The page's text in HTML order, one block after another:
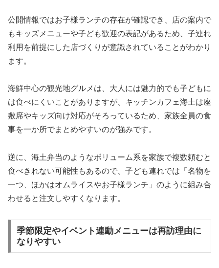
公開情報ではお子様ランチの存在が確認でき、店の案内で
もキッズメニューや子ども歓迎の表記があるため、子連れ
利用を前提にした店づくりが意識されていることがわかり
ます。
海鮮中心の観光地グルメは、大人には魅力的でも子どもに
は食べにくいことがありますが、キッチンカフェ海土は座
敷席やキッズ向け対応がそろっているため、家族全員の食
事を一か所でまとめやすいのが強みです。
逆に、海土弁当のようなボリューム系を家族で複数頼むと
食べきれない可能性もあるので、子ども連れでは「名物を
一つ、ほかはオムライスやお子様ランチ」のように組み合
わせると注文しやすくなります。
季節限定やイベント連動メニューは再訪理由に
なりやすい